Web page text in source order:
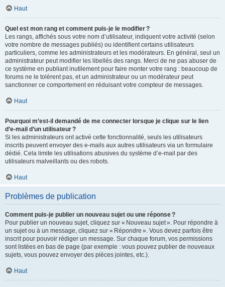
Haut
Quel est mon rang et comment puis-je le modifier ?
Les rangs, affichés sous votre nom d’utilisateur, indiquent votre activité (selon
votre nombre de messages publiés) ou identifient certains utilisateurs
particuliers, comme les administrateurs et les modérateurs. En général, seul un
administrateur peut modifier les libellés des rangs. Merci de ne pas abuser de
ce système en publiant inutilement pour faire monter votre rang : beaucoup de
forums ne le tolèrent pas, et un administrateur ou un modérateur peut
sanctionner ce comportement en réduisant votre compteur de messages.
Haut
Pourquoi m’est-il demandé de me connecter lorsque je clique sur le lien
d’e-mail d’un utilisateur ?
Si les administrateurs ont activé cette fonctionnalité, seuls les utilisateurs
inscrits peuvent envoyer des e-mails aux autres utilisateurs via un formulaire
dédié. Cela limite les utilisations abusives du système d’e-mail par des
utilisateurs malveillants ou des robots.
Haut
Problèmes de publication
Comment puis-je publier un nouveau sujet ou une réponse ?
Pour publier un nouveau sujet, cliquez sur « Nouveau sujet ». Pour répondre à
un sujet ou à un message, cliquez sur « Répondre ». Vous devez parfois être
inscrit pour pouvoir rédiger un message. Sur chaque forum, vos permissions
sont listées en bas de page (par exemple : vous pouvez publier de nouveaux
sujets, vous pouvez envoyer des pièces jointes, etc.).
Haut